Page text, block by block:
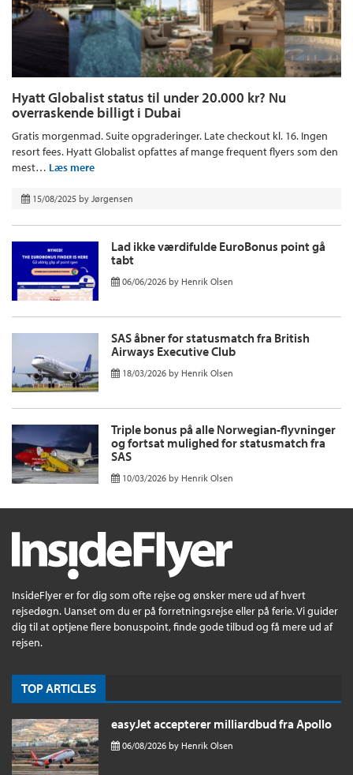
Hyatt Globalist status til under 20.000 kr? Nu
overraskende billigt i Dubai
Gratis morgenmad. Suite opgraderinger. Late checkout kl. 16. Ingen
resort fees. Hyatt Globalist opfattes af mange frequent flyers som den
mest… Læs mere
15/08/2025 by Jørgensen
Lad ikke værdifulde EuroBonus point gå
tabt
06/06/2026 by Henrik Olsen
SAS åbner for statusmatch fra British
Airways Executive Club
18/03/2026 by Henrik Olsen
Triple bonus på alle Norwegian-flyvninger
og fortsat mulighed for statusmatch fra
SAS
10/03/2026 by Henrik Olsen
InsideFlyer er for dig som ofte rejse og ønsker mere ud af hvert
rejsedøgn. Uanset om du er på forretningsrejse eller på ferie. Vi guider
dig til at optjene flere bonuspoint, finde gode tilbud og få mere ud af
rejsen.
TOP ARTICLES
easyJet accepterer milliardbud fra Apollo
06/08/2026 by Henrik Olsen